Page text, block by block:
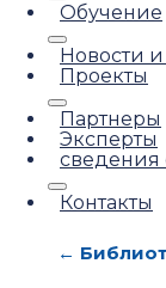
Обучение
Новости
Проекты
Партнеры
Эксперты
сведения
Контакты
←